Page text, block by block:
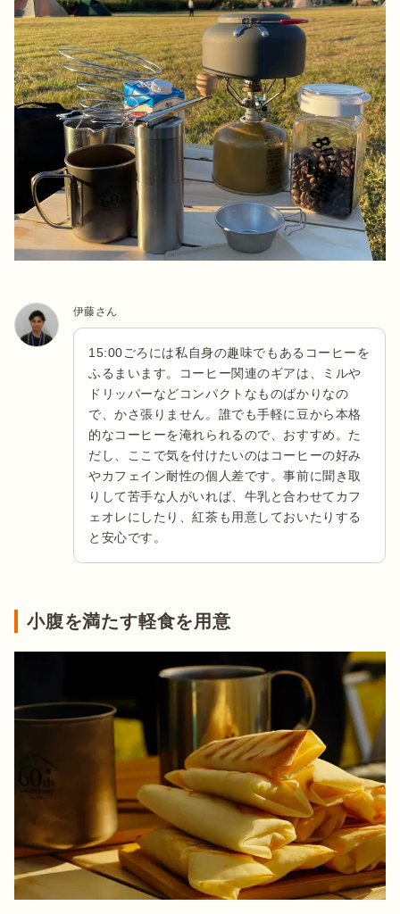
伊藤さん
15:00ごろには私自身の趣味でもあるコーヒーを
ふるまいます。コーヒー関連のギアは、ミルや
ドリッパーなどコンパクトなものばかりなの
で、かさ張りません。誰でも手軽に豆から本格
的なコーヒーを淹れられるので、おすすめ。た
だし、ここで気を付けたいのはコーヒーの好み
やカフェイン耐性の個人差です。事前に聞き取
りして苦手な人がいれば、牛乳と合わせてカフ
ェオレにしたり、紅茶も用意しておいたりする
と安心です。
小腹を満たす軽食を用意